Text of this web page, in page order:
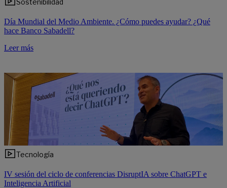
Día Mundial del Medio Ambiente. ¿Cómo puedes ayudar? ¿Qué
hace Banco Sabadell?
Leer más
Tecnología
IV sesión del ciclo de conferencias DisruptIA sobre ChatGPT e
Inteligencia Artificial